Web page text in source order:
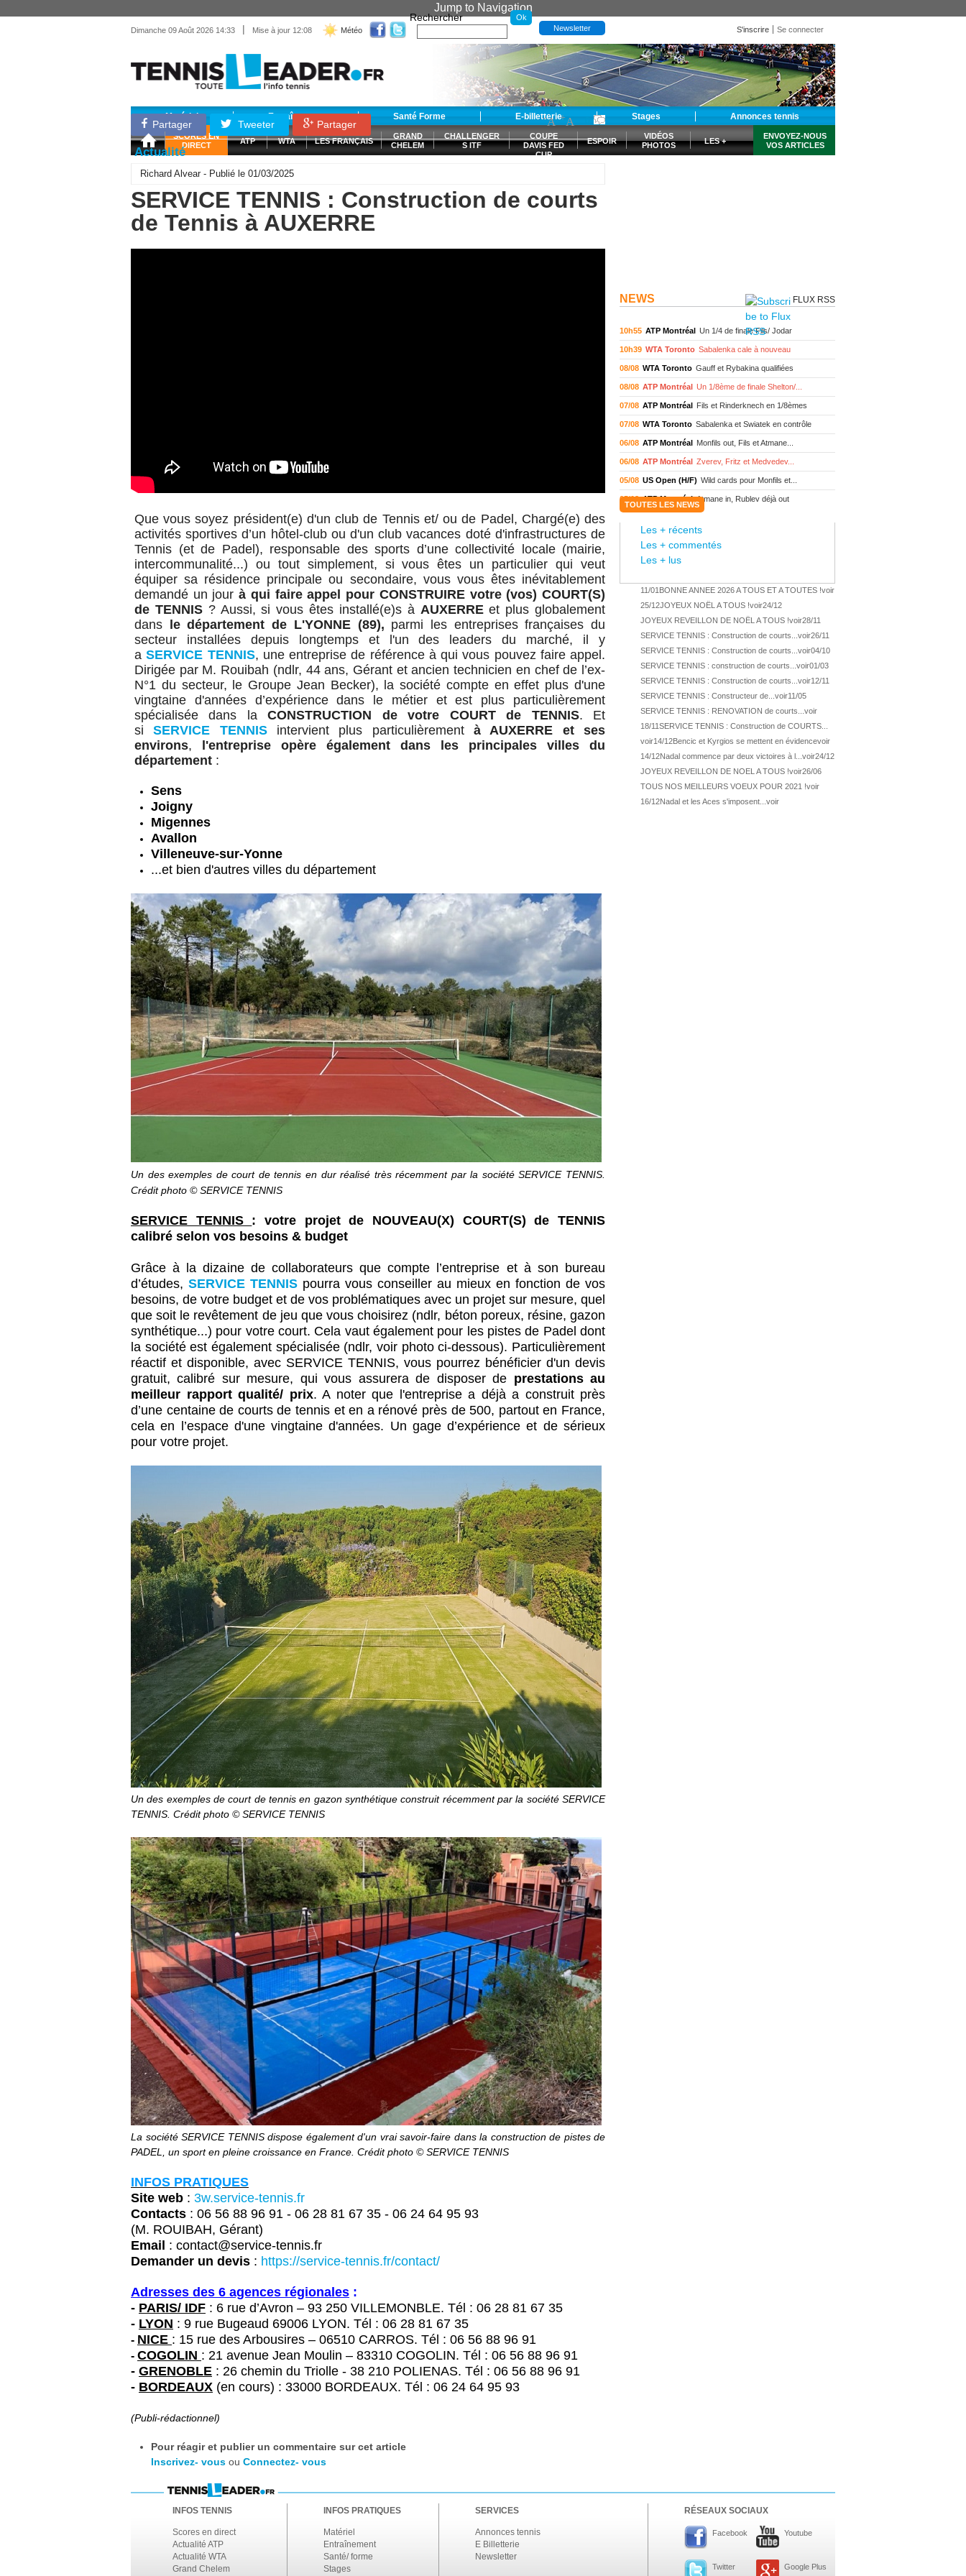
Jump to Navigation
Dimanche 09 Août 2026 14:33 | Mise à jour 12:08 Météo
Rechercher
Newsletter S'inscrire Se connecter
Matériel Entraînement Santé Forme E-billetterie Stages Annonces tennis
SCORES EN
DIRECT
ATP WTA LES FRANÇAIS
GRAND
CHELEM
CHALLENGER
S ITF
COUPE
DAVIS FED
CUP
ESPOIR
VIDÉOS
PHOTOS
LES +
ENVOYEZ-NOUS
VOS ARTICLES
Partager Tweeter Partager
-A +A
Actualité
Richard Alvear - Publié le 01/03/2025
SERVICE TENNIS : Construction de courts
de Tennis à AUXERRE
Que vous soyez président(e) d'un club de Tennis et/ ou de Padel, Chargé(e) des
activités sportives d’un hôtel-club ou d'un club vacances doté d'infrastructures de
Tennis (et de Padel), responsable des sports d’une collectivité locale (mairie,
intercommunalité...) ou tout simplement, si vous êtes un particulier qui veut
équiper sa résidence principale ou secondaire, vous vous êtes inévitablement
demandé un jourà qui faire appel pour CONSTRUIRE votre (vos) COURT(S)
de TENNIS ? Aussi, si vous êtes installé(e)s à AUXERREet plus globalement
dans
le département de L'YONNE (89), parmi les entreprises françaises du
secteur installées depuis longtemps et l'un des leaders du marché, il y
aSERVICE TENNIS, une entreprise de référence à qui vous pouvez faire appel.
Dirigée par M. Rouibah (ndlr, 44 ans, Gérant et ancien technicien en chef de l’ex-
N°1 du secteur, le Groupe Jean Becker), la société compte en effet plus d'une
vingtaine d'années d’expérience dans le métier et est plus particulièrement
spécialiséedans laCONSTRUCTION de votre COURT de TENNIS. Et
siSERVICE TENNIS intervient plus particulièrementà AUXERRE et ses
environs, l'entreprise opère également dans les principales villes du
département :
Sens
Joigny
Migennes
Avallon
Villeneuve-sur-Yonne
...et bien d'autres villes du département
Un des exemples de court de tennis en dur réalisé très récemment par la société SERVICE TENNIS.
Crédit photo © SERVICE TENNIS
SERVICE TENNIS : votre projet de NOUVEAU(X) COURT(S) de TENNIS
calibré selon vos besoins & budget
Grâce à la dizaine de collaborateurs que compte l’entreprise et à son bureau
d’études, SERVICE TENNIS pourra vous conseiller au mieux en fonction de vos
besoins, de votre budget et de vos problématiques avec un projet sur mesure, quel
que soit le revêtement de jeu que vous choisirez (ndlr, béton poreux, résine, gazon
synthétique...) pour votre court. Cela vaut également pour les pistes de Padel dont
la société est également spécialisée (ndlr, voir photo ci-dessous). Particulièrement
réactif et disponible, avec SERVICE TENNIS, vous pourrez bénéficier d'un devis
gratuit, calibré sur mesure, qui vous assurera de disposer de prestations au
meilleur rapport qualité/ prix. A noter que l'entreprise a déjà a construit près
d’une centaine de courts de tennis et en a rénové près de 500, partout en France,
cela en l’espace d'une vingtaine d'années. Un gage d’expérience et de sérieux
pour votre projet.
Un des exemples de court de tennis en gazon synthétique construit récemment par la société SERVICE
TENNIS. Crédit photo ©SERVICE TENNIS
La société SERVICE TENNIS dispose également d'un vrai savoir-faire dans la construction de pistes de
PADEL, un sport en pleine croissance en France. Crédit photo ©SERVICE TENNIS
INFOS PRATIQUES
Site web : 3w.service-tennis.fr
Contacts : 06 56 88 96 91 - 06 28 81 67 35 - 06 24 64 95 93
(M. ROUIBAH, Gérant)
Email : contact@service-tennis.fr
Demander un devis : https://service-tennis.fr/contact/
Adresses des 6 agences régionales :
- PARIS/ IDF : 6 rue d’Avron – 93 250 VILLEMONBLE. Tél : 06 28 81 67 35
- LYON : 9 rue Bugeaud 69006 LYON. Tél : 06 28 81 67 35
- NICE : 15 rue des Arbousires – 06510 CARROS. Tél : 06 56 88 96 91
- COGOLIN : 21 avenue Jean Moulin – 83310 COGOLIN. Tél : 06 56 88 96 91
- GRENOBLE : 26 chemin du Triolle - 38 210 POLIENAS. Tél : 06 56 88 96 91
- BORDEAUX (en cours) : 33000 BORDEAUX. Tél : 06 24 64 95 93
(Publi-rédactionnel)
Pour réagir et publier un commentaire sur cet article
Inscrivez- vous ou Connectez- vous
NEWS FLUX RSS
10h55 ATP Montréal Un 1/4 de finale Fils/ Jodar
10h39 WTA Toronto Sabalenka cale à nouveau
08/08 WTA Toronto Gauff et Rybakina qualifiées
08/08 ATP Montréal Un 1/8ème de finale Shelton/...
07/08 ATP Montréal Fils et Rinderknech en 1/8èmes
07/08 WTA Toronto Sabalenka et Swiatek en contrôle
06/08 ATP Montréal Monfils out, Fils et Atmane...
06/08 ATP Montréal Zverev, Fritz et Medvedev...
05/08 US Open (H/F) Wild cards pour Monfils et...
05/08 ATP Montréal Atmane in, Rublev déjà out
ATP Montréal Monfils et Moutet au 2ème tour
WTA Toronto
ATP Wash. Fritz domine Jodar en finale
WTA Memphis Liutova, 16 ans et déjà titrée
ATP Los Cabos Géa remporte le titre !
WTA Wash. Eala domine Svitolina
ATP Wash. De Minaur éliminé en 1/4
ATP Los Cabos 1ère 1/2 finale pour Géa
WTA Washington Svitolina et Pegula en 1/4
ATP Wash. Pas de 1/4 pour Humbert et Atmane
ATP Washington De Minaur domine Tsitsipas
TOUTES LES NEWS
Les + récents
Les + commentés
Les + lus
11/01 BONNE ANNEE 2026 A TOUS ET A TOUTES !voir
25/12JOYEUX NOËL A TOUS !voir24/12
JOYEUX REVEILLON DE NOËL A TOUS !voir28/11
SERVICE TENNIS : Construction de courts... voir26/11
SERVICE TENNIS : Construction de courts... voir04/10
SERVICE TENNIS : construction de courts... voir01/03
SERVICE TENNIS : Construction de courts... voir12/11
SERVICE TENNIS : Constructeur de... voir11/05
SERVICE TENNIS : RENOVATION de courts... voir
18/11SERVICE TENNIS : Construction de COURTS...
voir14/12Bencic et Kyrgios se mettent en évidencevoir
14/12Nadal commence par deux victoires à l... voir24/12
JOYEUX REVEILLON DE NOEL A TOUS !voir26/06
TOUS NOS MEILLEURS VOEUX POUR 2021 !voir
16/12Nadal et les Aces s'imposent... voir
INFOS TENNIS
Scores en direct
Actualité ATP
Actualité WTA
Grand Chelem
INFOS PRATIQUES
Matériel
Entraînement
Santé/ forme
Stages
SERVICES
Annonces tennis
E Billetterie
Newsletter
RÉSEAUX SOCIAUX
Facebook Youtube
Twitter Google Plus